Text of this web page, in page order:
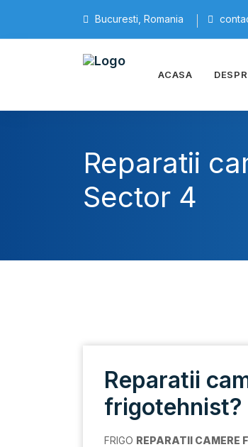
Bucuresti, Romania
ACASA
Reparatii
Sector 4
Reparatii
frigotehnist?
FRIGO REPARATII CAMERE